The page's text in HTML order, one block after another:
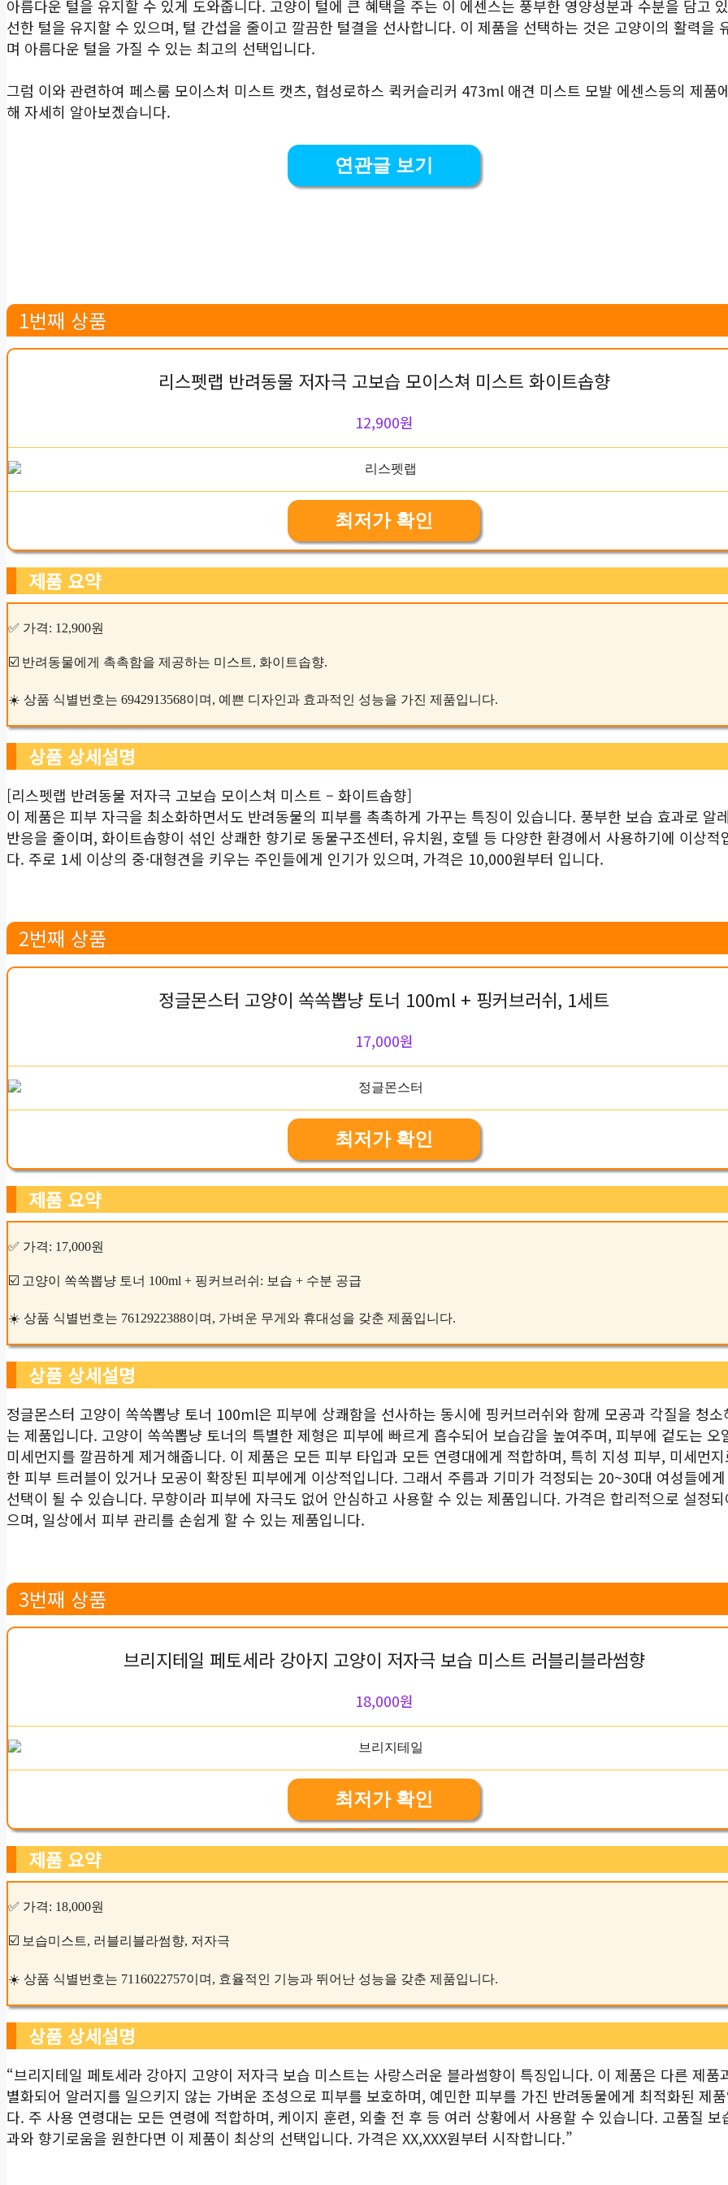
아름다운 털을 유지할 수 있게 도와줍니다. 고양이 털에 큰 혜택을 주는 이 에센스는 풍부한 영양성분과 수분을 담고
선한 털을 유지할 수 있으며, 털 간섭을 줄이고 깔끔한 털결을 선사합니다. 이 제품을 선택하는 것은 고양이의 활력을
며 아름다운 털을 가질 수 있는 최고의 선택입니다.
그럼 이와 관련하여 페스룸 모이스처 미스트 캣츠, 협성로하스 퀵커슬리커 473ml 애견 미스트 모발 에센스등의 제품
해 자세히 알아보겠습니다.
연관글 보기
1번째 상품
리스펫랩 반려동물 저자극 고보습 모이스쳐 미스트 화이트솝향
12,900원
최저가 확인
제품 요약
✅ 가격: 12,900원
☑️ 반려동물에게 촉촉함을 제공하는 미스트, 화이트솝향.
☀️ 상품 식별번호는 6942913568이며, 예쁜 디자인과 효과적인 성능을 가진 제품입니다.
상품 상세설명
[리스펫랩 반려동물 저자극 고보습 모이스쳐 미스트 – 화이트솝향]
이 제품은 피부 자극을 최소화하면서도 반려동물의 피부를 촉촉하게 가꾸는 특징이 있습니다. 풍부한 보습 효과로 알
반응을 줄이며, 화이트솝향이 섞인 상쾌한 향기로 동물구조센터, 유치원, 호텔 등 다양한 환경에서 사용하기에 이상적
다. 주로 1세 이상의 중·대형견을 키우는 주인들에게 인기가 있으며, 가격은 10,000원부터 입니다.
2번째 상품
정글몬스터 고양이 쏙쏙뽑냥 토너 100ml + 핑커브러쉬, 1세트
17,000원
최저가 확인
제품 요약
✅ 가격: 17,000원
☑️ 고양이 쏙쏙뽑냥 토너 100ml + 핑커브러쉬: 보습 + 수분 공급
☀️ 상품 식별번호는 7612922388이며, 가벼운 무게와 휴대성을 갖춘 제품입니다.
상품 상세설명
정글몬스터 고양이 쏙쏙뽑냥 토너 100ml은 피부에 상쾌함을 선사하는 동시에 핑커브러쉬와 함께 모공과 각질을 청소
는 제품입니다. 고양이 쏙쏙뽑냥 토너의 특별한 제형은 피부에 빠르게 흡수되어 보습감을 높여주며, 피부에 겉도는 오
미세먼지를 깔끔하게 제거해줍니다. 이 제품은 모든 피부 타입과 모든 연령대에게 적합하며, 특히 지성 피부, 미세먼지
한 피부 트러블이 있거나 모공이 확장된 피부에게 이상적입니다. 그래서 주름과 기미가 걱정되는 20~30대 여성들에
선택이 될 수 있습니다. 무향이라 피부에 자극도 없어 안심하고 사용할 수 있는 제품입니다. 가격은 합리적으로 설정되
으며, 일상에서 피부 관리를 손쉽게 할 수 있는 제품입니다.
3번째 상품
브리지테일 페토세라 강아지 고양이 저자극 보습 미스트 러블리블라썸향
18,000원
최저가 확인
제품 요약
✅ 가격: 18,000원
☑️ 보습미스트, 러블리블라썸향, 저자극
☀️ 상품 식별번호는 7116022757이며, 효율적인 기능과 뛰어난 성능을 갖춘 제품입니다.
상품 상세설명
“브리지테일 페토세라 강아지 고양이 저자극 보습 미스트는 사랑스러운 블라썸향이 특징입니다. 이 제품은 다른 제품
별화되어 알러지를 일으키지 않는 가벼운 조성으로 피부를 보호하며, 예민한 피부를 가진 반려동물에게 최적화된 제
다. 주 사용 연령대는 모든 연령에 적합하며, 케이지 훈련, 외출 전 후 등 여러 상황에서 사용할 수 있습니다. 고품질 보
과와 향기로움을 원한다면 이 제품이 최상의 선택입니다. 가격은 XX,XXX원부터 시작합니다.”